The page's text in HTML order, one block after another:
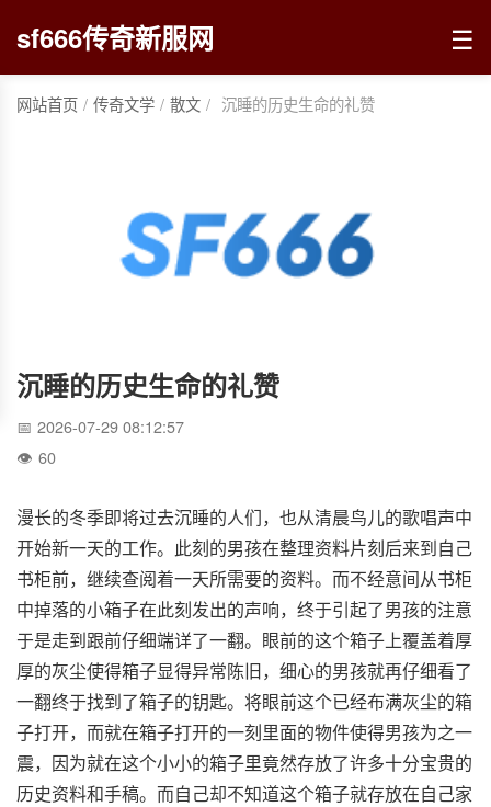
sf666传奇新服网 ☰
网站首页 / 传奇文学 / 散文 / 沉睡的历史生命的礼赞
沉睡的历史生命的礼赞
2026-07-29 08:12:57
60
漫长的冬季即将过去沉睡的人们，也从清晨鸟儿的歌唱声中
开始新一天的工作。此刻的男孩在整理资料片刻后来到自己
书柜前，继续查阅着一天所需要的资料。而不经意间从书柜
中掉落的小箱子在此刻发出的声响，终于引起了男孩的注意
于是走到跟前仔细端详了一翻。眼前的这个箱子上覆盖着厚
厚的灰尘使得箱子显得异常陈旧，细心的男孩就再仔细看了
一翻终于找到了箱子的钥匙。将眼前这个已经布满灰尘的箱
子打开，而就在箱子打开的一刻里面的物件使得男孩为之一
震，因为就在这个小小的箱子里竟然存放了许多十分宝贵的
历史资料和手稿。而自己却不知道这个箱子就存放在自己家